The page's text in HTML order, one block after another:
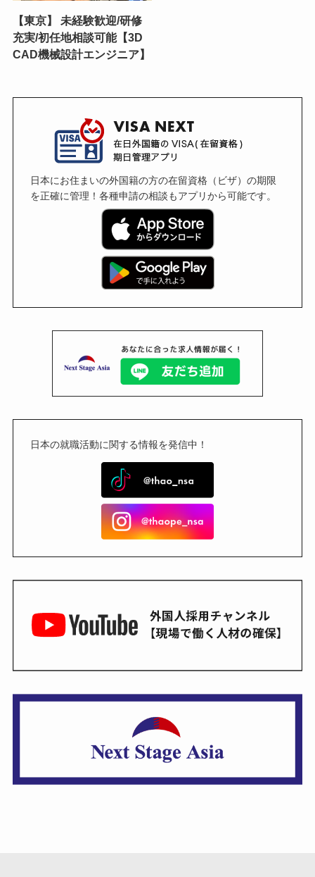
【東京】 未経験歓迎/研修
充実/初任地相談可能【3D
CAD機械設計エンジニア】
日本にお住まいの外国籍の方の在留資格（ビザ）の期限
を正確に管理！各種申請の相談もアプリから可能です。
日本の就職活動に関する情報を発信中！